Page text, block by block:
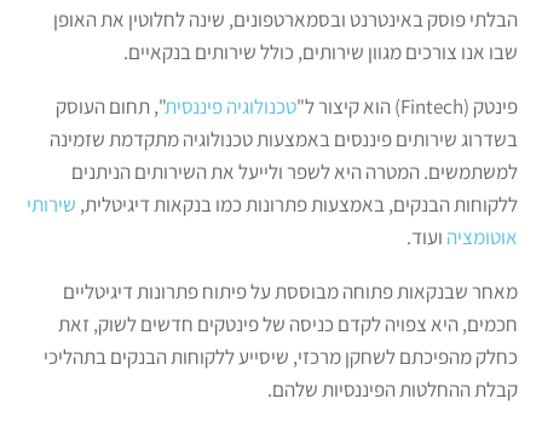
הבלתי פוסק באינטרנט ובסמארטפונים, שינה לחלוטין את האופן
שבו אנו צורכים מגוון שירותים, כולל שירותים בנקאיים.
פינטק (Fintech) הוא קיצור ל" טכנולוגיה פיננסית", תחום העוסק
בשדרוג שירותים פיננסים באמצעות טכנולוגיה מתקדמת שזמינה
למשתמשים. המטרה היא לשפר ולייעל את השירותים הניתנים
ללקוחות הבנקים, באמצעות פתרונות כמו בנקאות דיגיטלית, שירותי
אוטומציה ועוד.
מאחר שבנקאות פתוחה מבוססת על פיתוח פתרונות דיגיטליים
חכמים, היא צפויה לקדם כניסה של פינטקים חדשים לשוק, זאת
כחלק מהפיכתם לשחקן מרכזי, שיסייע ללקוחות הבנקים בתהליכי
קבלת ההחלטות הפיננסיות שלהם.